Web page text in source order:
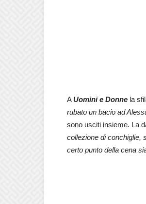
AUomini e Donne la
rubato un bacio ad
sono usciti insieme. La
collezione di conchiglie,
certo punto della cena